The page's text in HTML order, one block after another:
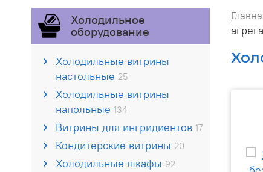
Холодильное
оборудование
Холодильные витрины
настольные 25
Холодильные витрины
напольные 134
Витрины для ингридиентов 17
Кондитерские витрины 20
Холодильные шкафы 92